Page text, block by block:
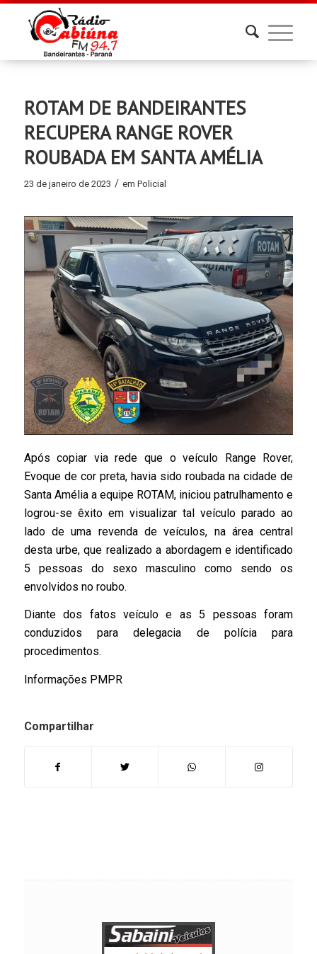
ROTAM DE BANDEIRANTES
RECUPERA RANGE ROVER
ROUBADA EM SANTA AMÉLIA
23 de janeiro de 2023 / em Policial
Após copiar via rede que o veículo Range Rover,
Evoque de cor preta, havia sido roubada na cidade de
Santa Amélia a equipe ROTAM, iniciou patrulhamento e
logrou-se êxito em visualizar tal veículo parado ao
lado de uma revenda de veículos, na área central
desta urbe, que realizado a abordagem e identificado
5 pessoas do sexo masculino como sendo os
envolvidos no roubo.
Diante dos fatos veículo e as 5 pessoas foram
conduzidos para delegacia de polícia para
procedimentos.
Informações PMPR
Compartilhar